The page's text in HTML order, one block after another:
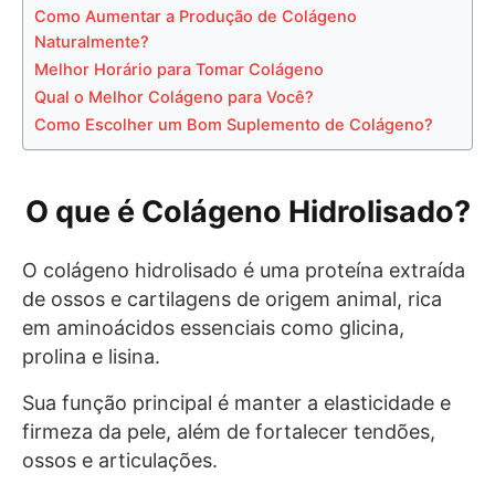
Como Aumentar a Produção de Colágeno
Naturalmente?
Melhor Horário para Tomar Colágeno
Qual o Melhor Colágeno para Você?
Como Escolher um Bom Suplemento de Colágeno?
O que é Colágeno Hidrolisado?
O colágeno hidrolisado é uma proteína extraída
de ossos e cartilagens de origem animal, rica
em aminoácidos essenciais como glicina,
prolina e lisina.
Sua função principal é manter a elasticidade e
firmeza da pele, além de fortalecer tendões,
ossos e articulações.